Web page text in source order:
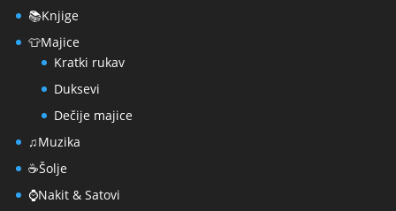
📚Knjige
👕Majice
Kratki rukav
Duksevi
Dečije majice
♫Muzika
☕Šolje
⌚Nakit & Satovi